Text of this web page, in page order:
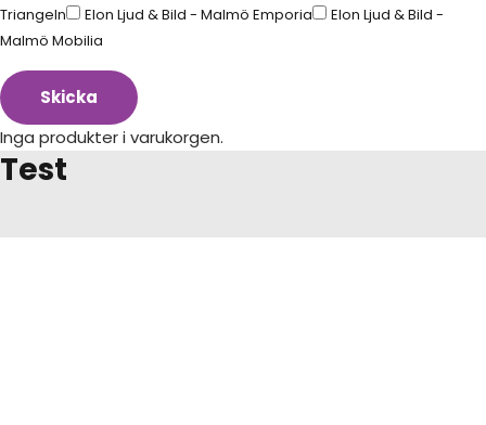
Triangeln
Elon Ljud & Bild - Malmö Emporia
Elon Ljud & Bild -
Malmö Mobilia
Skicka
Inga produkter i varukorgen.
Test